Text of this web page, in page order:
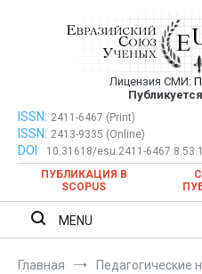
публикация
ежемесячном
Лицензия СМИ:
Евразийский Союз Ученых
ежемесячном
ISSN: 2411-6467 (Print)
ISSN: 2413-9335 (Online)
DOI:
10.31618/esu.2411-6467.8.53.1
ПУБЛИКАЦИЯ В
SCOPUS
MENU
Главная
Педагогические